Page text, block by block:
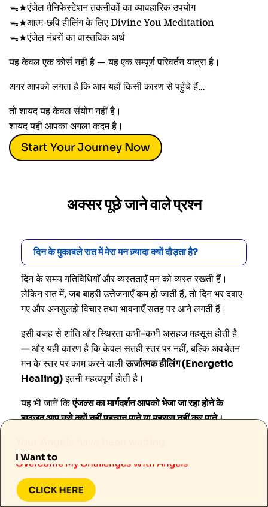
ᯓ★एंजेल मैनिफेस्टेशन तकनीकों का व्यावहारिक उपयोग
ᯓ★आत्म-छवि हीलिंग के लिए Divine You Meditation
ᯓ★एंजेल नंबरों का वास्तविक अर्थ
यह केवल एक कोर्स नहीं है — यह एक सम्पूर्ण परिवर्तन यात्रा है।
अगर आपको लगता है कि आप यहाँ किसी कारण से पहुँचे हैं…
तो शायद यह केवल संयोग नहीं है।
शायद यही आपका अगला कदम है।
Start Your Journey Now
अक्सर पूछे जाने वाले प्रश्न
दिन के मुकाबले रात में मेरा मन ज़्यादा क्यों दौड़ता है?
दिन के समय गतिविधियाँ और व्यस्तताएँ मन को व्यस्त रखती हैं।
लेकिन रात में, जब बाहरी उत्तेजनाएँ कम हो जाती हैं, तो दिन भर दबाए
गए और अनसुलझे विचार तथा भावनाएँ सतह पर आने लगती हैं।
इसी वजह से शांति और स्थिरता कभी-कभी असहज महसूस होती है
— और यही कारण है कि केवल सतही स्तर पर नहीं, बल्कि अवचेतन
मन के स्तर पर काम करने वालीऊर्जात्मक हीलिंग (Energetic
Healing)इतनी महत्वपूर्ण होती है।
यह भी जानें किएंजल्स का मार्गदर्शन आपको भेजा जा रहा होने के
बावजूद आप उसे क्यों नहीं पहचान पाते या महसूस नहीं कर पाते।
सकती हैं, या यह सिर्फ आध्यात्मिक बचाव (Spiritual
Bypassing) है?
हीलिंग सेशन के दौरान मुझे कैसे पता चलेगा कि आर्कएंजेल
I Want to
Overcome My Challenges With Angels
Know More About Angels
Manifest My Desires With Angels
CLICK HERE